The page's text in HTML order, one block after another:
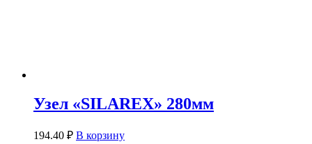
Узел «SILAREX» 280мм
194.40 ₽ В корзину